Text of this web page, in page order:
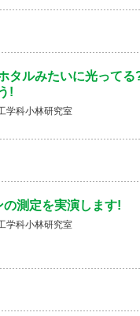
タルみたいに光って
!
学科小林研究室
の測定を実演します!
学科小林研究室